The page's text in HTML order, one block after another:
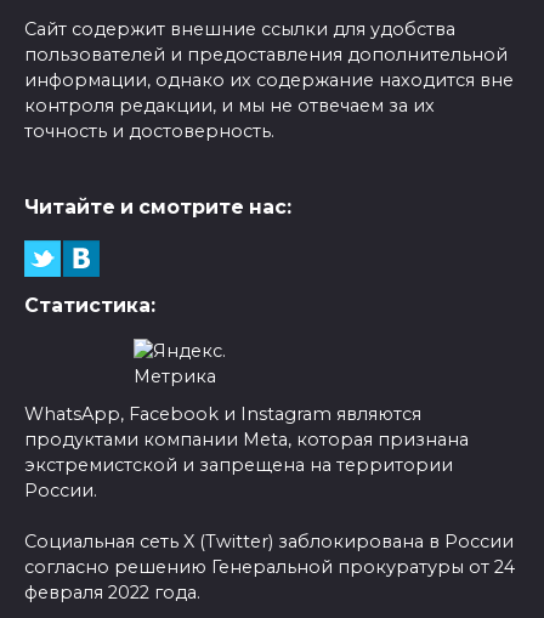
Сайт содержит внешние ссылки для удобства
пользователей и предоставления дополнительной
информации, однако их содержание находится вне
контроля редакции, и мы не отвечаем за их
точность и достоверность.
Читайте и смотрите нас:
Статистика:
WhatsApp, Facebook и Instagram являются
продуктами компании Meta, которая признана
экстремистской и запрещена на территории
России.
Социальная сеть X (Twitter) заблокирована в России
согласно решению Генеральной прокуратуры от 24
февраля 2022 года.